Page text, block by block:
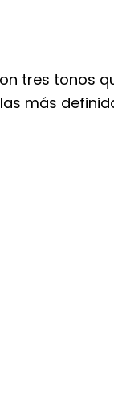
tres tonos
más